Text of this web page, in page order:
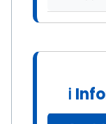
ℹ